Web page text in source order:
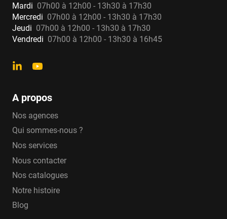
Mardi 07h00 à 12h00 - 13h30 à 17h30
Mercredi 07h00 à 12h00 - 13h30 à 17h30
Jeudi 07h00 à 12h00 - 13h30 à 17h30
Vendredi 07h00 à 12h00 - 13h30 à 16h45
A propos
Nos agences
Qui sommes-nous ?
Nos services
Nous contacter
Nos catalogues
Notre histoire
Blog